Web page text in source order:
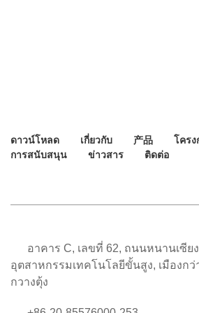
ดาวน์โหลด เกี่ยวกับ 产品
โครง
การสนับสนุน
ข่าวสาร ติดต่อ
อาคาร C, เลขที่ 62, ถนนหนานเซีย
อุตสาหกรรมเทคโนโลยีขั้นสูง, เมืองก
กวางตุ้ง